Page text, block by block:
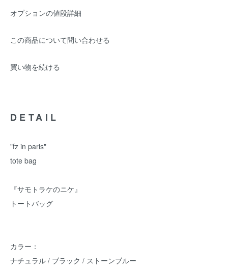
オプションの値段詳細
この商品について問い合わせる
買い物を続ける
DETAIL
"fz in paris"
tote bag
『サモトラケのニケ』
トートバッグ
カラー：
ナチュラル / ブラック / ストーンブルー